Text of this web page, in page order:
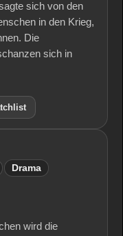
sich von den
in den Krieg,
Die
sich in
Drama
wird die